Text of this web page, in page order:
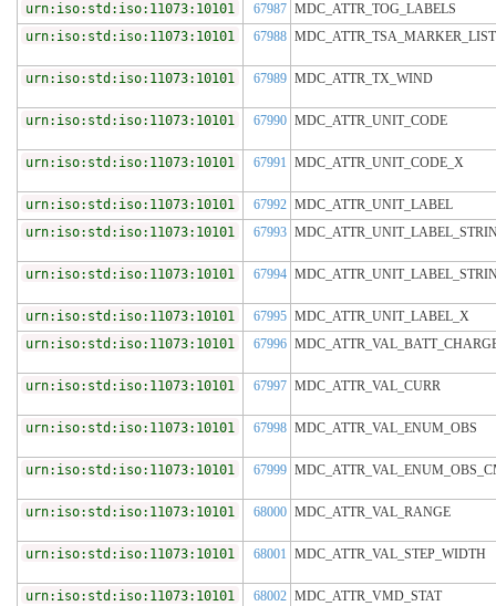
urn:iso:std:iso:11073:10101 67987 MDC_ATTR_TOG_LABELS
urn:iso:std:iso:11073:10101
67988 MDC_ATTR_TSA_MARKER_LIST
urn:iso:std:iso:11073:10101 67989 MDC_ATTR_TX_WIND
urn:iso:std:iso:11073:10101 67990 MDC_ATTR_UNIT_CODE
urn:iso:std:iso:11073:10101 67991 MDC_ATTR_UNIT_CODE_X
urn:iso:std:iso:11073:10101 67992 MDC_ATTR_UNIT_LABEL
urn:iso:std:iso:11073:10101
67993
urn:iso:std:iso:11073:10101 67994
urn:iso:std:iso:11073:10101 67995 MDC_ATTR_UNIT_LABEL_X
urn:iso:std:iso:11073:10101
67996
urn:iso:std:iso:11073:10101 67997 MDC_ATTR_VAL_CURR
urn:iso:std:iso:11073:10101 67998 MDC_ATTR_VAL_ENUM_OBS
urn:iso:std:iso:11073:10101 67999
urn:iso:std:iso:11073:10101 68000 MDC_ATTR_VAL_RANGE
urn:iso:std:iso:11073:10101 68001 MDC_ATTR_VAL_STEP_WIDTH
urn:iso:std:iso:11073:10101 68002 MDC_ATTR_VMD_STAT